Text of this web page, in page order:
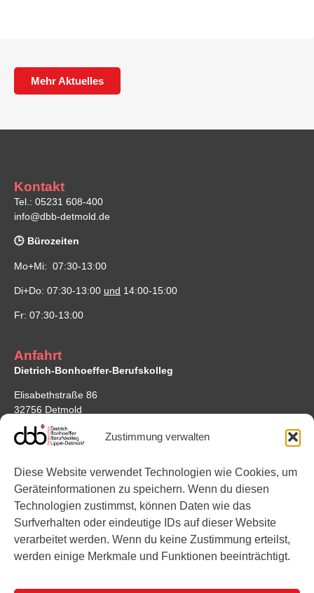
Zustimmung verwalten
Diese Website verwendet Technologien wie Cookies, um
Geräteinformationen zu speichern. Wenn du diesen
Technologien zustimmst, können Daten wie das
Surfverhalten oder eindeutige IDs auf dieser Website
verarbeitet werden. Wenn du keine Zustimmung erteilst,
werden einige Merkmale und Funktionen beeinträchtigt.
Mehr Aktuelles
Kontakt
Tel.: 05231 608-400
info@dbb-detmold.de
🕒 Bürozeiten
Mo+Mi: 07:30-13:00
Di+Do: 07:30-13:00 und 14:00-15:00
Fr: 07:30-13:00
Anfahrt
Dietrich-Bonhoeffer-Berufskolleg
Elisabethstraße 86
32756 Detmold
Google Maps
Bonhoefferstraße 7
Links